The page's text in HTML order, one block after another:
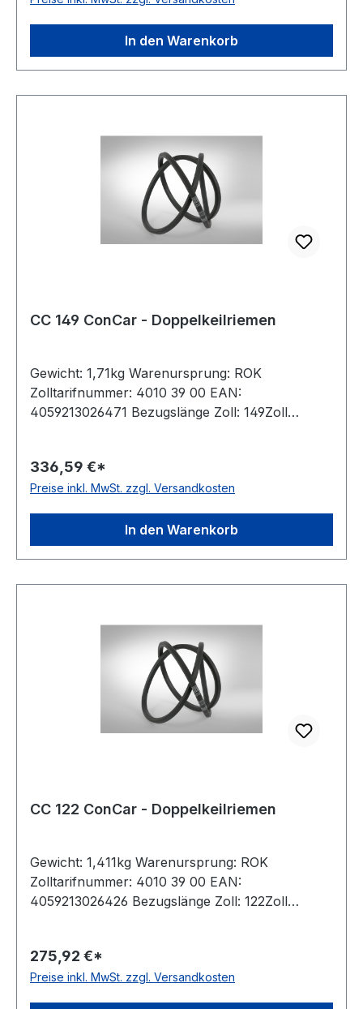
In den Warenkorb
CC 149 ConCar - Doppelkeilriemen
Gewicht: 1,71kg Warenursprung: ROK
Zolltarifnummer: 4010 39 00 EAN:
4059213026471 Bezugslänge Zoll: 149Zoll
ummantelt antistatisch: ja Norm: DIN 7722
Breite: 22mm Höhe: 17mm Material: Neoprene
336,59 €*
Preise inkl. MwSt. zzgl. Versandkosten
In den Warenkorb
CC 122 ConCar - Doppelkeilriemen
Gewicht: 1,411kg Warenursprung: ROK
Zolltarifnummer: 4010 39 00 EAN:
4059213026426 Bezugslänge Zoll: 122Zoll
ummantelt antistatisch: ja Norm: DIN 7722
Breite: 22mm Höhe: 17mm Material: Neoprene
275,92 €*
Preise inkl. MwSt. zzgl. Versandkosten